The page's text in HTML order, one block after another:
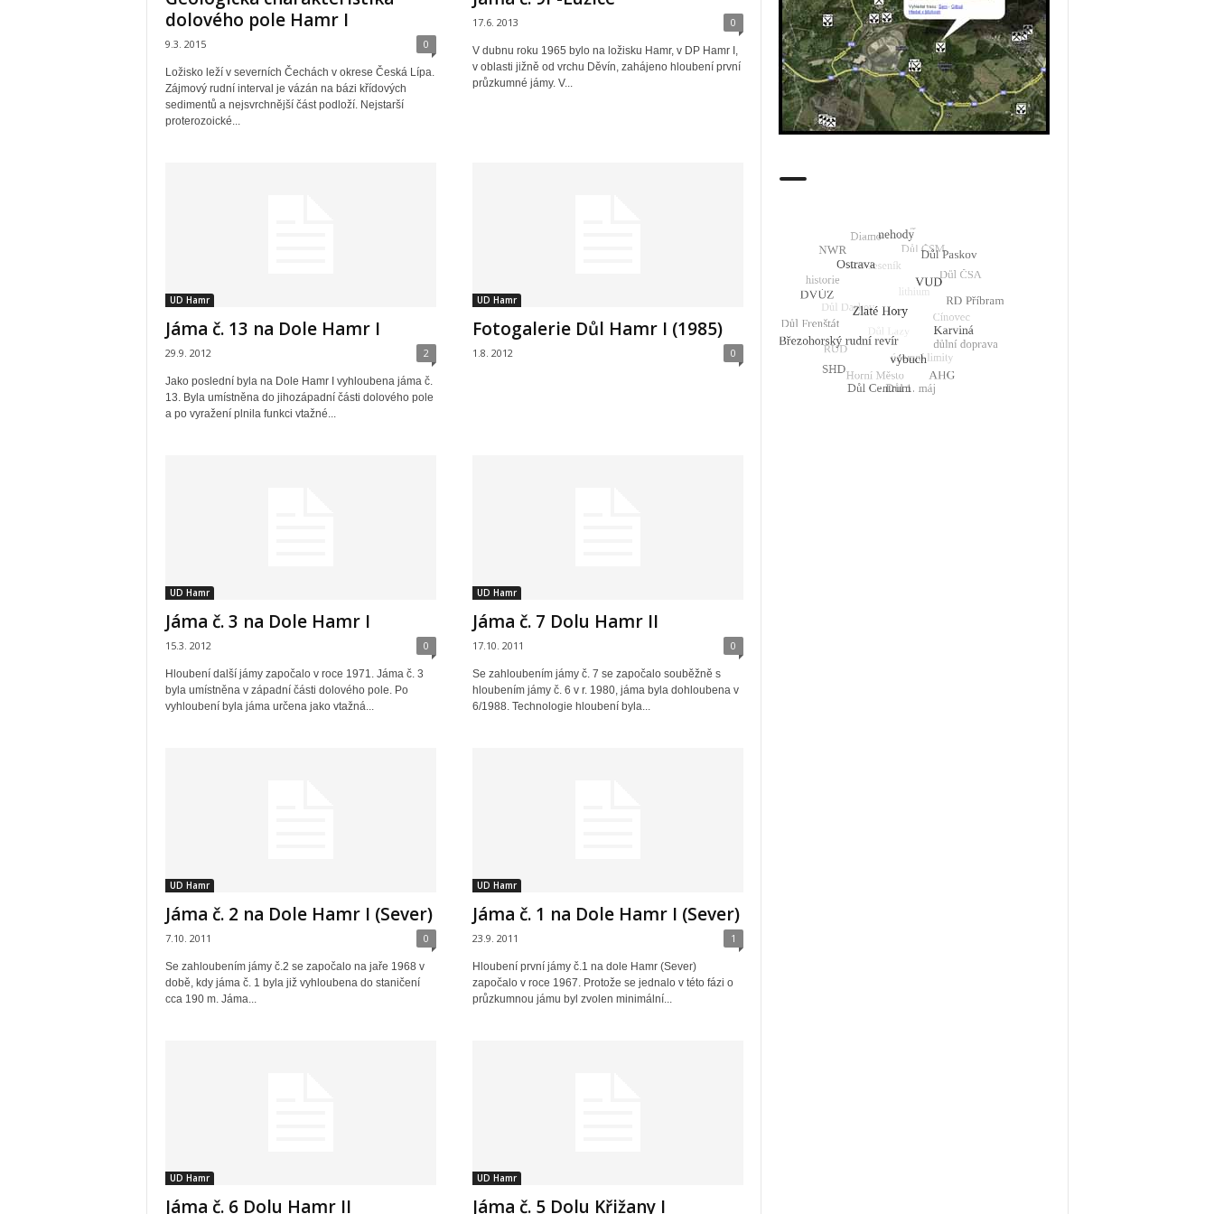
dolového pole Hamr I
9.3. 2015 0
Ložisko leží v severních Čechách v okrese Česká Lípa.
Zájmový rudní interval je vázán na bázi křídových
sedimentů a nejsvrchnější část podloží. Nejstarší
proterozoické...
17.6. 2013 0
V dubnu roku 1965 bylo na ložisku Hamr, v DP Hamr I,
v oblasti jižně od vrchu Děvín, zahájeno hloubení první
průzkumné jámy. V...
UD Hamr
Jáma č. 13 na Dole Hamr I
29.9. 2012 2
Jako poslední byla na Dole Hamr I vyhloubena jáma č.
13. Byla umístněna do jihozápadní části dolového pole
a po vyražení plnila funkci vtažné...
UD Hamr
Fotogalerie Důl Hamr I (1985)
1.8. 2012 0
UD Hamr
Jáma č. 3 na Dole Hamr I
15.3. 2012 0
Hloubení další jámy započalo v roce 1971. Jáma č. 3
byla umístněna v západní části dolového pole. Po
vyhloubení byla jáma určena jako vtažná...
UD Hamr
Jáma č. 7 Dolu Hamr II
17.10. 2011 0
Se zahloubením jámy č. 7 se započalo souběžně s
hloubením jámy č. 6 v r. 1980, jáma byla dohloubena v
6/1988. Technologie hloubení byla...
UD Hamr
Jáma č. 2 na Dole Hamr I (Sever)
7.10. 2011 0
Se zahloubením jámy č.2 se započalo na jaře 1968 v
době, kdy jáma č. 1 byla již vyhloubena do staničení
cca 190 m. Jáma...
UD Hamr
Jáma č. 1 na Dole Hamr I (Sever)
23.9. 2011 1
Hloubení první jámy č.1 na dole Hamr (Sever)
započalo v roce 1967. Protože se jednalo v této fázi o
průzkumnou jámu byl zvolen minimální...
UD Hamr
Jáma č. 6 Dolu Hamr II
UD Hamr
Jáma č. 5 Dolu Křižany I